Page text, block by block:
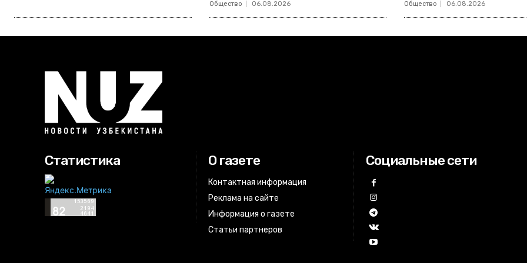
Общество 06.08.2026 Общество 06.08.2026
Статистика О газете
Контактная информация
Реклама на сайте
Информация о газете
Статьи партнеров
Социальные сети